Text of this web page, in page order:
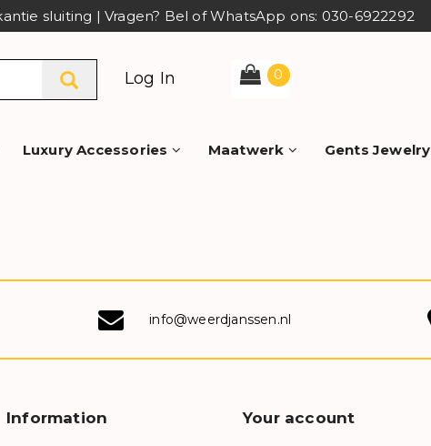
sluiting | Vragen? Bel of WhatsApp ons: 030-6922292
Log In 0
Luxury Accessories Maatwerk Gents Jewelry
info@weerdjanssen.nl
Information Your account